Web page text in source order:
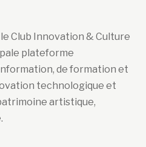
Club Innovation & Culture
plateforme
de formation et
technologique et
artistique,